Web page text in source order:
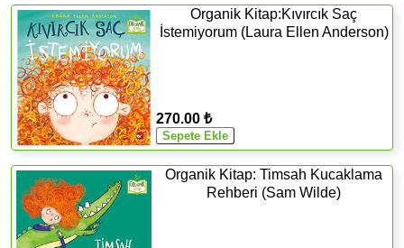
Organik Kitap:Kıvırcık Saç
İstemiyorum (Laura Ellen Anderson)
270.00 ₺
Organik Kitap: Timsah Kucaklama
Rehberi (Sam Wilde)